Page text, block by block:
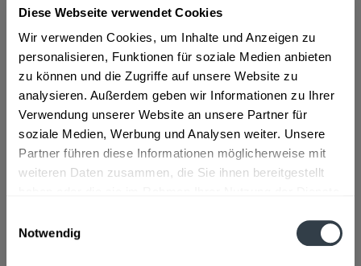
Diese Webseite verwendet Cookies
Wir verwenden Cookies, um Inhalte und Anzeigen zu
personalisieren, Funktionen für soziale Medien anbieten
zu können und die Zugriffe auf unsere Website zu
analysieren. Außerdem geben wir Informationen zu Ihrer
Verwendung unserer Website an unsere Partner für
soziale Medien, Werbung und Analysen weiter. Unsere
Partner führen diese Informationen möglicherweise mit
weiteren Daten zusammen, die Sie ihnen bereitgestellt
Notwendig
Vorrätig
MEHRWEG
+4,50 € Pfand
In den Warenkorb
Artikel-Nr.:
26518
Verfügbar in:
mehr